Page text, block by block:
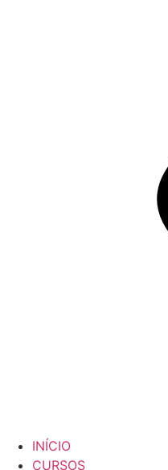
INÍCIO
CURSOS